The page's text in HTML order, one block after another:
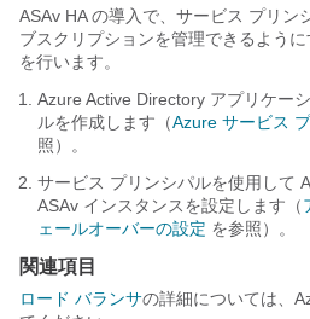
ASAv HA の導入で、サービス プリン
ブスクリプションを管理できるよう
を行います。
Azure Active Directory アプリケー
ルを作成します（Azure サービス
照）。
サービス プリンシパルを使用して
ASAv インスタンスを設定します（
ェールオーバーの設定 を参照）。
関連項目
ロード バランサの詳細については、